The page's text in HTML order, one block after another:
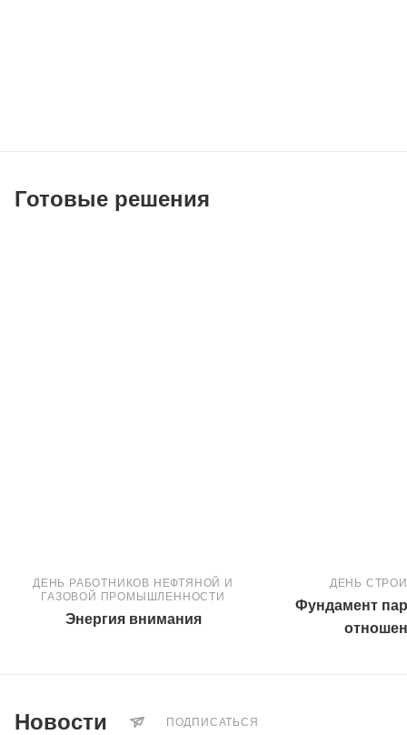
Готовые решения
ДЕНЬ РАБОТНИКОВ НЕФТЯНОЙ И
ГАЗОВОЙ ПРОМЫШЛЕННОСТИ
Энергия внимания
ДЕНЬ
Фундамент
Новости ПОДПИСАТЬСЯ